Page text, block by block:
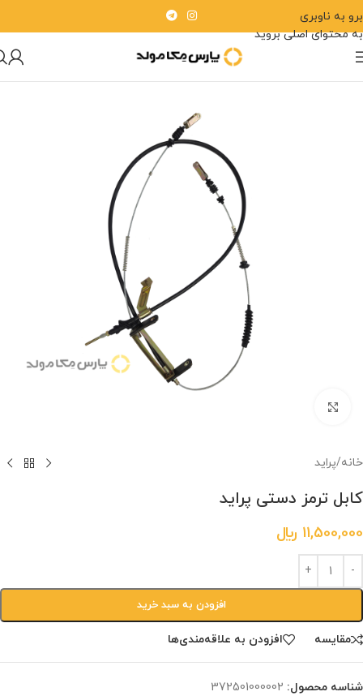
برو به ناوبری
به محتوای اصلی بروید
خانه/پراید
کابل ترمز دستی پراید
11,500,000 ﷼
افزودن به سبد خرید
مقایسه افزودن به علاقه‌مندی‌ها
شناسه محصول: ‎372501000002